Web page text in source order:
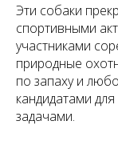
Эти собаки
спортивными
участниками
природные
по запаху и
кандидатами
задачами.